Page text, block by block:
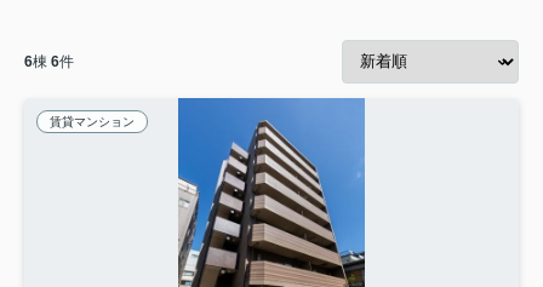
6棟 6件
賃貸マンション